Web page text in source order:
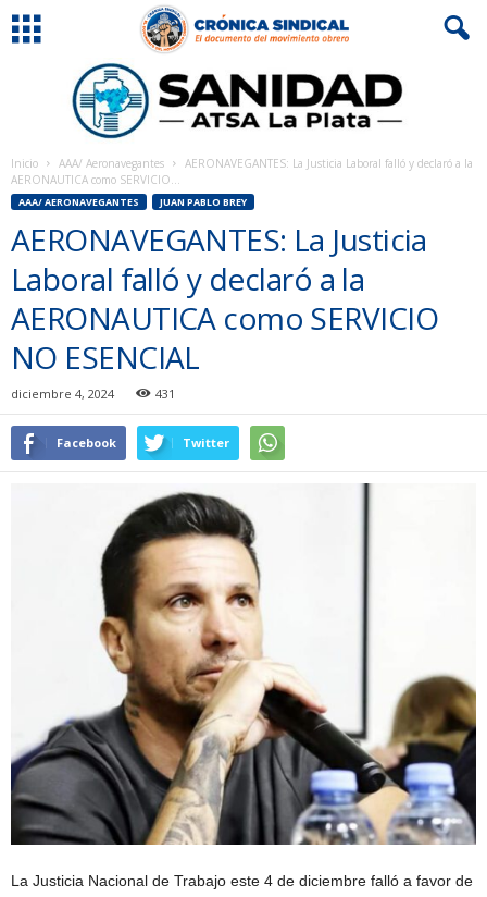
Inicio AAA/ Aeronavegantes
AERONAVEGANTES: La Justicia Laboral falló y declaró a la
AERONAUTICA como SERVICIO...
AAA/ AERONAVEGANTES JUAN PABLO BREY
AERONAVEGANTES: La Justicia
Laboral falló y declaró a la
AERONAUTICA como SERVICIO
NO ESENCIAL
diciembre 4, 2024 431
Facebook Twitter
La Justicia Nacional de Trabajo este 4 de diciembre falló a favor de